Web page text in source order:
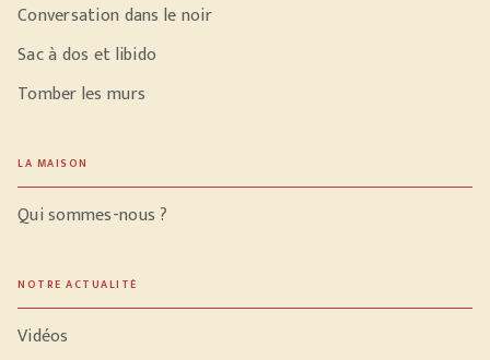
Conversation dans le noir
Sac à dos et libido
Tomber les murs
LA MAISON
Qui sommes-nous ?
NOTRE ACTUALITÉ
Vidéos